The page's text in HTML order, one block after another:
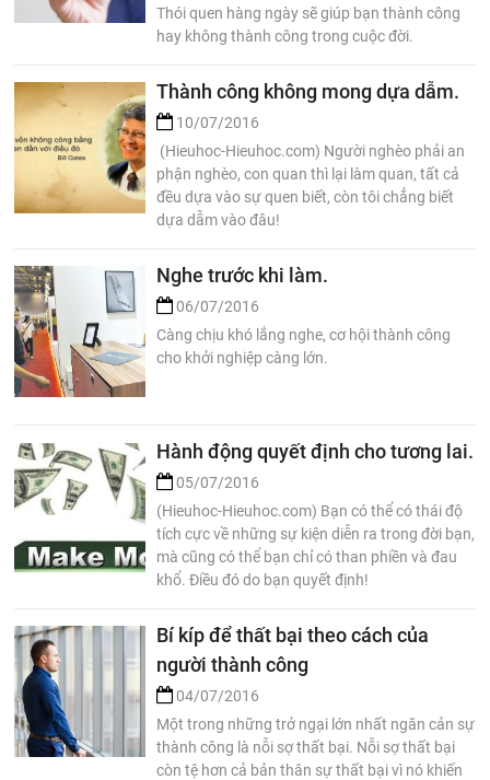
Thói quen hàng ngày sẽ giúp bạn thành công
hay không thành công trong cuộc đời.
Thành công không mong dựa dẫm.
10/07/2016
(Hieuhoc-Hieuhoc.com) Người nghèo phải an
phận nghèo, con quan thì lại làm quan, tất cả
đều dựa vào sự quen biết, còn tôi chẳng biết
dựa dẫm vào đâu!
Nghe trước khi làm.
06/07/2016
Càng chịu khó lắng nghe, cơ hội thành công
cho khởi nghiệp càng lớn.
Hành động quyết định cho tương lai.
05/07/2016
(Hieuhoc-Hieuhoc.com) Bạn có thể có thái độ
tích cực về những sự kiện diễn ra trong đời bạn,
mà cũng có thể bạn chỉ có than phiền và đau
khổ. Điều đó do bạn quyết định!
Bí kíp để thất bại theo cách của
người thành công
04/07/2016
Một trong những trở ngại lớn nhất ngăn cản sự
thành công là nỗi sợ thất bại. Nỗi sợ thất bại
còn tệ hơn cả bản thân sự thất bại vì nó khiến